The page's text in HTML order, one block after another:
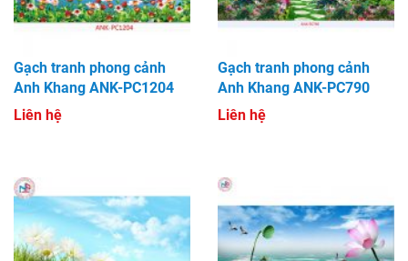
Gạch tranh phong cảnh
Anh Khang ANK-PC1204
Liên hệ
Gạch tranh phong cảnh
Anh Khang ANK-PC790
Liên hệ